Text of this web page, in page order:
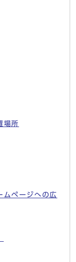
場所
ムページへの広